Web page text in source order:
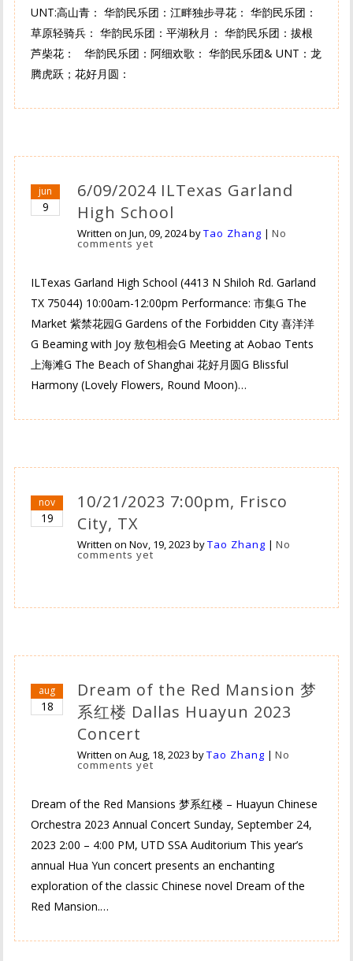
UNT:高山青： 华韵民乐团：江畔独步寻花： 华韵民乐团：
草原轻骑兵： 华韵民乐团：平湖秋月： 华韵民乐团：拔根
芦柴花： 华韵民乐团：阿细欢歌： 华韵民乐团& UNT：龙
腾虎跃；花好月圆：
jun
9
6/09/2024 ILTexas Garland
High School
Written onJun, 09, 2024byTao Zhang |No
comments yet
ILTexas Garland High School (4413 N Shiloh Rd. Garland
TX 75044) 10:00am-12:00pm Performance: 市集G The
Market 紫禁花园G Gardens of the Forbidden City 喜洋洋
G Beaming with Joy 敖包相会G Meeting at Aobao Tents
上海滩G The Beach of Shanghai 花好月圆G Blissful
Harmony (Lovely Flowers, Round Moon)…
nov
19
10/21/2023 7:00pm, Frisco
City, TX
Written onNov, 19, 2023 byTao Zhang |No
comments yet
aug
18
Dream of the Red Mansion 梦
系红楼 Dallas Huayun 2023
Concert
Written onAug, 18, 2023 byTao Zhang |No
comments yet
Dream of the Red Mansions 梦系红楼 – Huayun Chinese
Orchestra 2023 Annual Concert Sunday, September 24,
2023 2:00 – 4:00 PM, UTD SSA Auditorium This year’s
annual Hua Yun concert presents an enchanting
exploration of the classic Chinese novel Dream of the
Red Mansion.…